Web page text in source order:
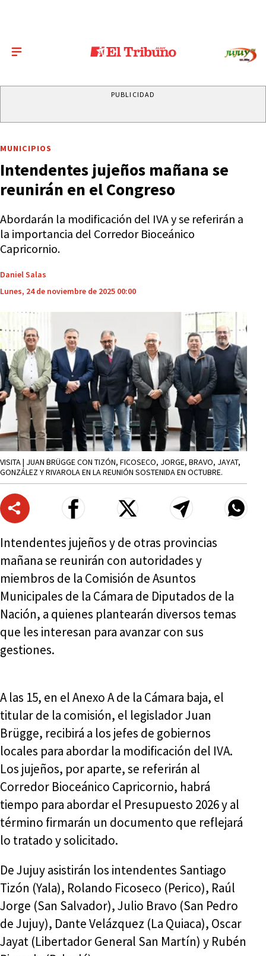
PUBLICIDAD
MUNICIPIOS
Intendentes jujeños mañana se
reunirán en el Congreso
Abordarán la modificación del IVA y se referirán a
la importancia del Corredor Bioceánico
Capricornio.
Daniel Salas
Lunes, 24 de noviembre de 2025 00:00
VISITA | JUAN BRÜGGE CON TIZÓN, FICOSECO, JORGE, BRAVO, JAYAT,
GONZÁLEZ Y RIVAROLA EN LA REUNIÓN SOSTENIDA EN OCTUBRE.
Intendentes jujeños y de otras provincias
mañana se reunirán con autoridades y
miembros de la Comisión de Asuntos
Municipales de la Cámara de Diputados de la
Nación, a quienes plantearán diversos temas
que les interesan para avanzar con sus
gestiones.
A las 15, en el Anexo A de la Cámara baja, el
titular de la comisión, el legislador Juan
Brügge, recibirá a los jefes de gobiernos
locales para abordar la modificación del IVA.
Los jujeños, por aparte, se referirán al
Corredor Bioceánico Capricornio, habrá
tiempo para abordar el Presupuesto 2026 y al
término firmarán un documento que reflejará
lo tratado y solicitado.
De Jujuy asistirán los intendentes Santiago
Tizón (Yala), Rolando Ficoseco (Perico), Raúl
Jorge (San Salvador), Julio Bravo (San Pedro
de Jujuy), Dante Velázquez (La Quiaca), Oscar
Jayat (Libertador General San Martín) y Rubén